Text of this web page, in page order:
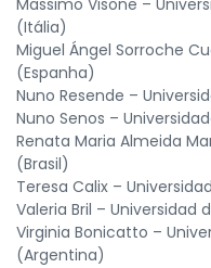
Massimo Visone –
(Itália)
Miguel Ángel Sorroche
(Espanha)
Nuno Resende –
Nuno Senos –
Renata Maria Almeida
(Brasil)
Teresa Calix –
Valeria Bril – Universidad
Virginia Bonicatto –
(Argentina)